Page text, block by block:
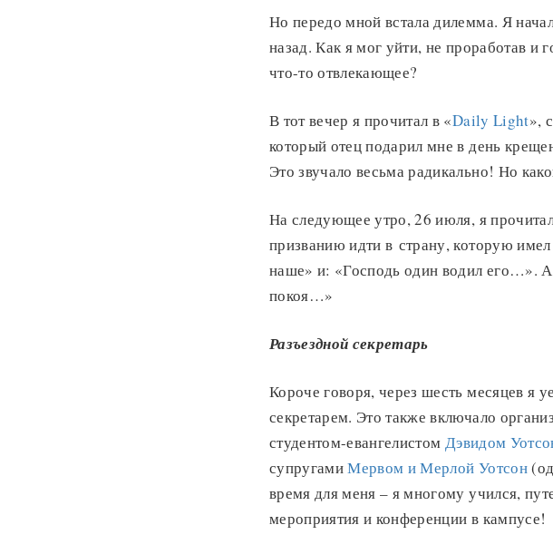
Но передо мной встала дилемма. Я
назад. Как я мог уйти, не проработав и
что-то отвлекающее?
В тот вечер я прочитал в «Daily Light»,
который отец подарил мне в день
Это звучало весьма радикально! Но
На следующее утро, 26 июля, я
призванию идти в страну, которую
наше» и: «Господь один водил его…». А
покоя…»
Разъездной секретарь
Короче говоря, через шесть месяцев я
секретарем. Это также включало
студентом-евангелистом Дэвидом
супругамиМервом и Мерлой Уотсон
время для меня – я многому учился,
мероприятия и конференции в кампусе!